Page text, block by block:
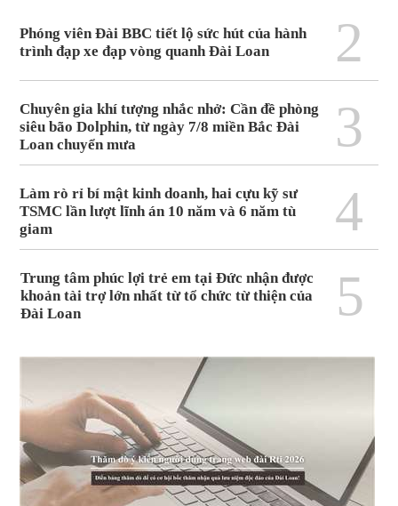
Phóng viên Đài BBC tiết lộ sức hút của hành
trình đạp xe đạp vòng quanh Đài Loan
2
Chuyên gia khí tượng nhắc nhở: Cần đề phòng
siêu bão Dolphin, từ ngày 7/8 miền Bắc Đài
Loan chuyển mưa
3
Làm rò rỉ bí mật kinh doanh, hai cựu kỹ sư
TSMC lần lượt lĩnh án 10 năm và 6 năm tù
giam
4
Trung tâm phúc lợi trẻ em tại Đức nhận được
khoản tài trợ lớn nhất từ tổ chức từ thiện của
Đài Loan
5